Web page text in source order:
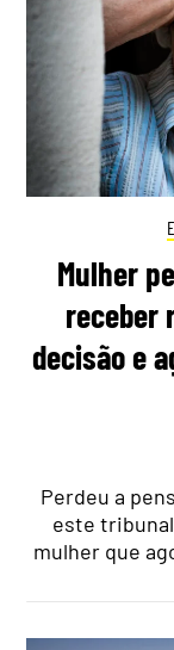
Mulher
receber
decisão e
Perdeu a
este
mulher que